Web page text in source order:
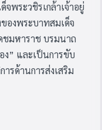
พระวชิรเกล้าเจ้าอยู่
องพระบาทสมเด็จ
มหาราช บรมนาถ
” และเป็นการขับ
รด้านการส่งเสริม